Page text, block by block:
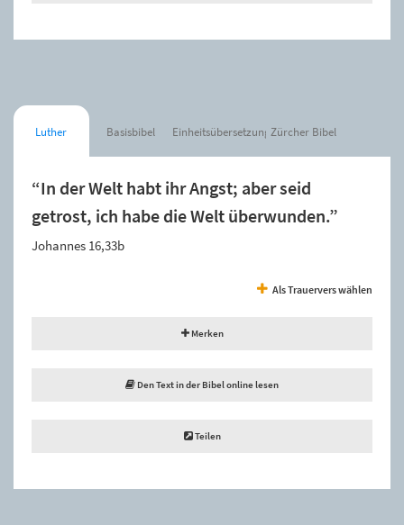
Luther Basisbibel Einheitsübersetzung Zürcher Bibel
“In der Welt habt ihr Angst; aber seid
getrost, ich habe die Welt überwunden.”
Johannes 16,33b
Als Trauervers wählen
Merken
Den Text in der Bibel online lesen
Teilen